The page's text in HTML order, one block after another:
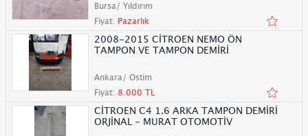
Bursa/ Yıldırım
Fiyat: Pazarlık
2008-2015 CİTROEN NEMO ÖN
TAMPON VE TAMPON DEMİRİ
Ankara/ Ostim
Fiyat: 8.000 TL
CİTROEN C4 1.6 ARKA TAMPON DEMİRİ
ORJİNAL - MURAT OTOMOTİV